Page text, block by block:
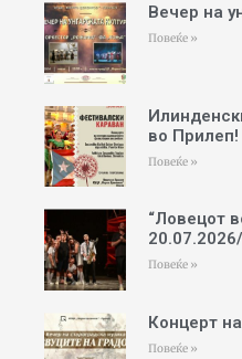
Вечер на
Повеќе »
во Прилеп!
Повеќе »
“Ловецот
Повеќе »
Концерт
Повеќе »